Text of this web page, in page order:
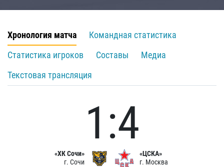
Хронология матча
Командная статистика
Статистика игроков
Составы
Медиа
Текстовая трансляция
«ХК Сочи»
г. Сочи
1:4
«ЦСКА»
г. Москва